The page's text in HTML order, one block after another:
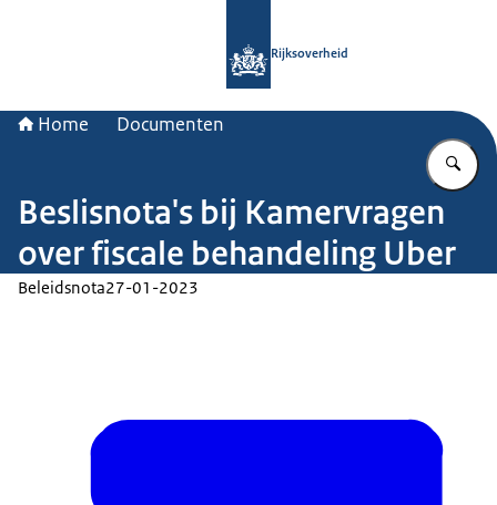
Rijksoverheid
Home Documenten
Beslisnota's bij Kamervragen
over fiscale behandeling Uber
Beleidsnota27-01-2023